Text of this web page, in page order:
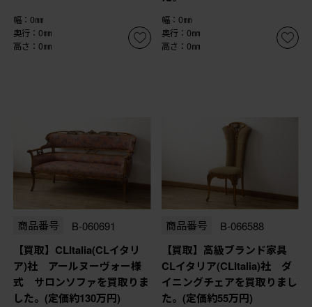
幅：0㎜
奥行：0㎜
高さ：0㎜
幅：0㎜
奥行：0㎜
高さ：0㎜
商品番号 B-060691
【買取】CLItalia(CLイタリ
ア)社 アールヌーヴォー様
式 サロンソファを買取りま
した。(定価約130万円)
商品番号 B-066588
【買取】高級ブランド家具
CLイタリア(CLItalia)社 ダ
イニングチェアを買取りまし
た。(定価約55万円)